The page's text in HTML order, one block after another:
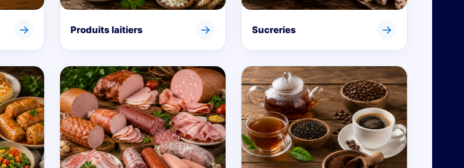
→ Produits laitiers → Sucreries →